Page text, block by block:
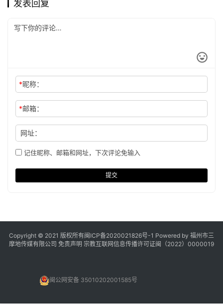
发表回复
*昵称：
*邮箱：
网址：
记住昵称、邮箱和网址，下次评论免输入
提交
Copyright © 2021 版权所有闽ICP备2020021826号-1 Powered by 福州市三
摩地传媒有限公司 免责声明 宗教互联网信息传播许可证闽（2022）0000019
闽公网安备 35010202001585号